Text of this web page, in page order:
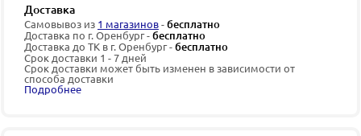
Доставка
Самовывоз из 1 магазинов-бесплатно
Доставка по г. Оренбург -бесплатно
Доставка до ТК в г. Оренбург -бесплатно
Срок доставки 1 - 7 дней
Срок доставки может быть изменен в зависимости от
способа доставки
Подробнее